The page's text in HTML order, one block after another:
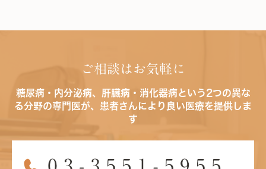
ご相談はお気軽に
糖尿病・内分泌病、肝臓病・消化器病という2つの異な
る分野の専門医が、患者さんにより良い医療を提供しま
す